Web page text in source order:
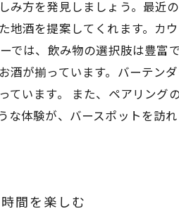
み方を発見しましょう。最近
地酒を提案してくれます。カ
では、飲み物の選択肢は豊
酒が揃っています。バーテン
ています。 また、ペアリン
な体験が、バースポットを訪
間を楽しむ